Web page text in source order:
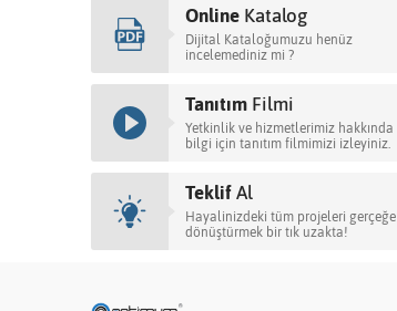
Online Katalog
Dijital Kataloğumuzu henüz
incelemediniz mi ?
Tanıtım Filmi
Yetkinlik ve hizmetlerimiz hakkında
bilgi için tanıtım filmimizi izleyiniz.
Teklif Al
Hayalinizdeki tüm projeleri gerçeğe
dönüştürmek bir tık uzakta!